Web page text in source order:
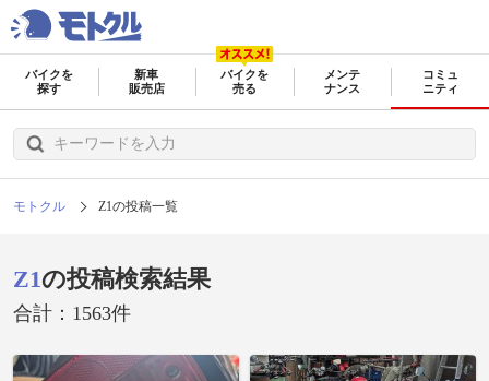
バイクを
探す
新車
販売店
バイクを
売る
メンテ
ナンス
コミュ
ニティ
モトクル Z1の投稿一覧
Z1の投稿検索結果
合計：1563件